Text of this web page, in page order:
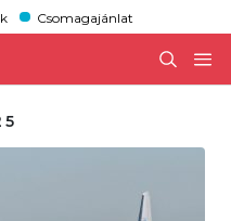
Csomagajánlat